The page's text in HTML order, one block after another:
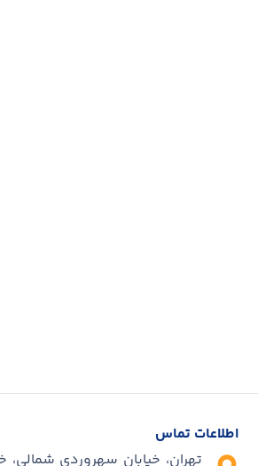
اطلاعات تماس
تهران، خیابان سهروردی شمالی،